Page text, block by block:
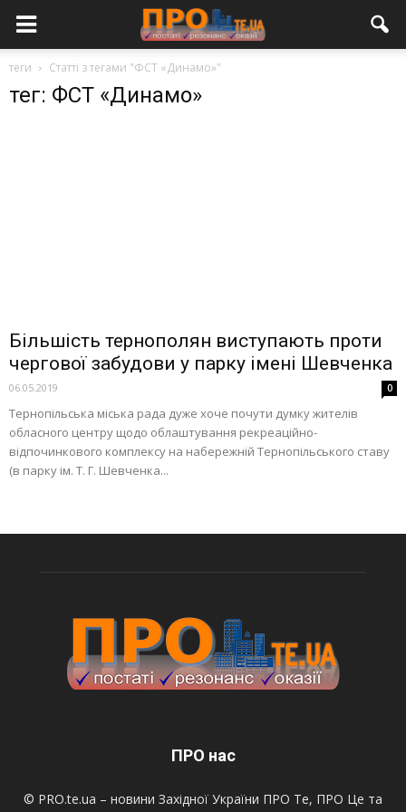
теги Статті з тегами "ФСТ «Динамо»"
тег: ФСТ «Динамо»
Більшість тернополян виступають проти
чергової забудови у парку імені Шевченка
06.05.2019 0
Тернопільська міська рада дуже хоче почути думку жителів
обласного центру щодо облаштування рекреаційно-
відпочинкового комплексу на набережній Тернопільського ставу
(в парку ім. Т. Г. Шевченка...
ПРО нас
© PRO.te.ua – новини Західної України ПРО Те, ПРО Це та